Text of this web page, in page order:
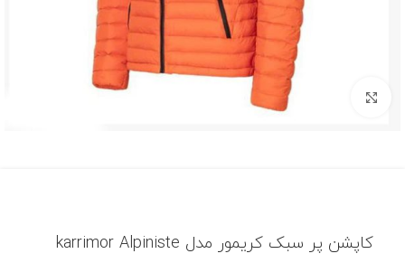
بزرگنمایی تصویر
کاپشن پر سبک کریمور مدل karrimor Alpiniste